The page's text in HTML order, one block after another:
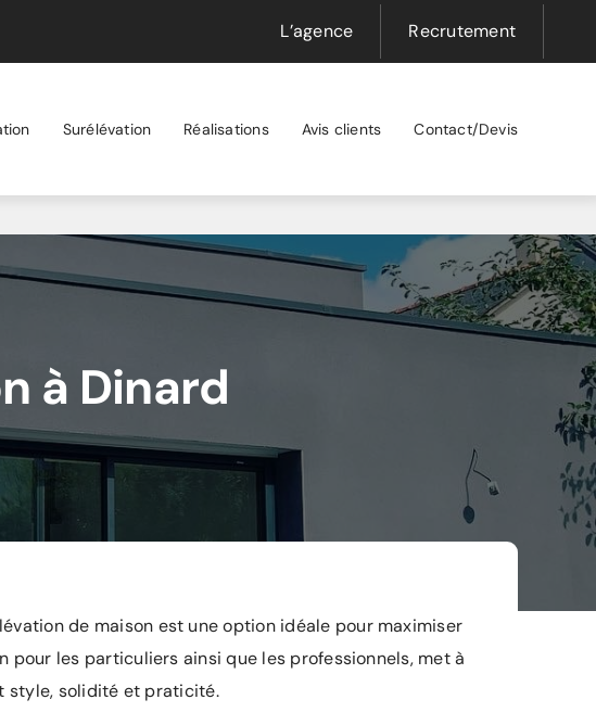
L’agence Recrutement
Surélévation Réalisations Avis clients Contact/Devis
à Dinard
de maison est une option idéale pour maximiser
pour les particuliers ainsi que les professionnels, met à
style, solidité et praticité.